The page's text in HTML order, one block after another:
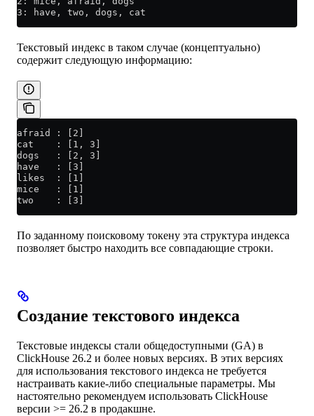
3: have, two, dogs, cat
Текстовый индекс в таком случае (концептуально)
содержит следующую информацию:
afraid : [2]
cat    : [1, 3]
dogs   : [2, 3]
have   : [3]
likes  : [1]
mice   : [1]
two    : [3]
По заданному поисковому токену эта структура индекса
позволяет быстро находить все совпадающие строки.
Создание текстового индекса
Текстовые индексы стали общедоступными (GA) в
ClickHouse 26.2 и более новых версиях. В этих версиях
для использования текстового индекса не требуется
настраивать какие-либо специальные параметры. Мы
настоятельно рекомендуем использовать ClickHouse
версии >= 26.2 в продакшне.